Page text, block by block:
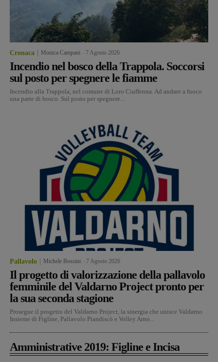
Cronaca Monica Campani 7 Agosto 2026
Incendio nel bosco della Trappola. Soccorsi
sul posto per spegnere le fiamme
Incendio alla Trappola, nel comune di Loro Ciuffenna. Ad andare a fuoco
una parte di bosco. Sul posto per spegnere...
Pallavolo Michele Bossini 7 Agosto 2026
Il progetto di valorizzazione della pallavolo
femminile del Valdarno Project pronto per
la sua seconda stagione
Prosegue il progetto del Valdarno Project, la sinergia che unisce Valdarno
Insieme di Figline, Pallavolo Piandiscò e Volley Arno...
Amministrative 2019: Figline e Incisa